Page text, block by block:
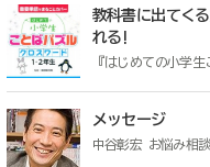
教科書に出てく
れる!
『はじめての小学
メッセージ
中谷彰宏 お悩み相